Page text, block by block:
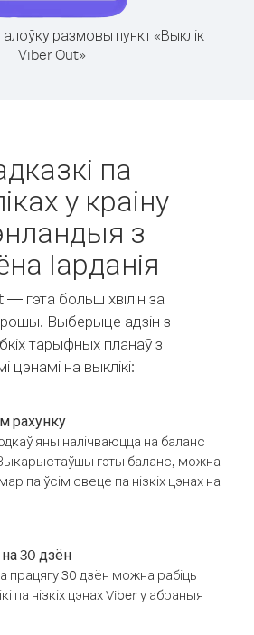
размовы пункт «Выклік
Viber Out»
па
у краіну
з
Іарданія
гэта больш хвілін за
Выберыце адзін з
тарыфных планаў з
цэнамі на выклікі:
рахунку
яны налічваюцца на баланс
гэты баланс, можна
па ўсім свеце па нізкіх цэнах на
30 дзён
працягу 30 дзён можна рабіць
па нізкіх цэнах Viber у абраныя